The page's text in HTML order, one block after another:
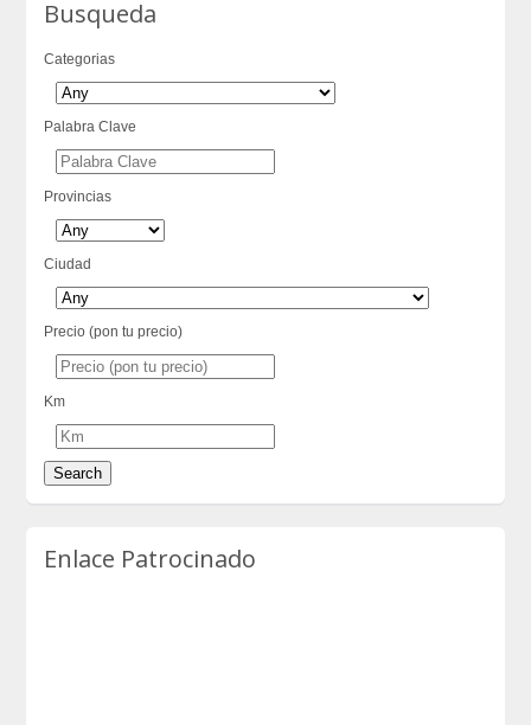
Busqueda
Categorias
Palabra Clave
Provincias
Ciudad
Precio (pon tu precio)
Km
Enlace Patrocinado